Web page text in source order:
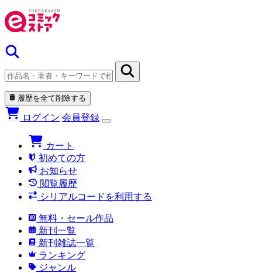
履歴を全て削除する
ログイン 会員登録
カート
初めての方
お知らせ
閲覧履歴
シリアルコードを利用する
無料・セール作品
新刊一覧
新刊雑誌一覧
ランキング
ジャンル